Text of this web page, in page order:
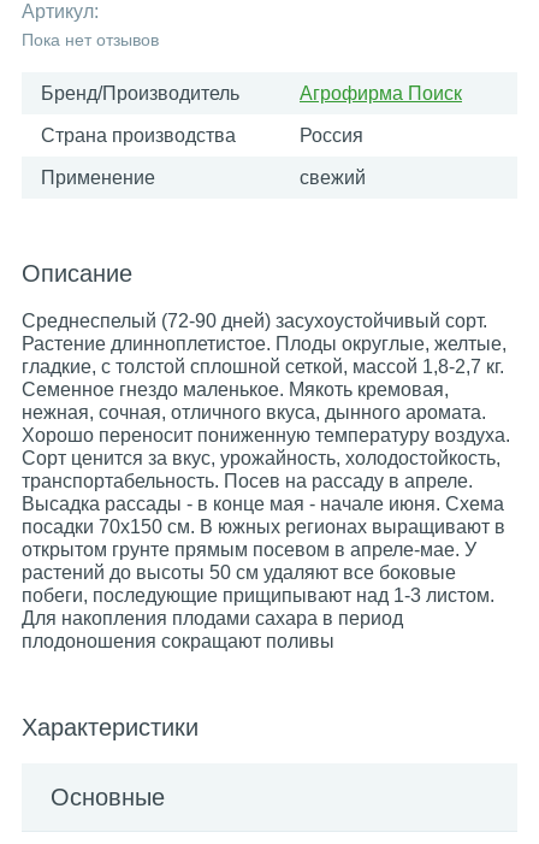
Артикул:
Пока нет отзывов
Бренд/Производитель Агрофирма Поиск
Страна производства Россия
Применение свежий
Описание
Среднеспелый (72-90 дней) засухоустойчивый сорт.
Растение длинноплетистое. Плоды округлые, желтые,
гладкие, с толстой сплошной сеткой, массой 1,8-2,7 кг.
Семенное гнездо маленькое. Мякоть кремовая,
нежная, сочная, отличного вкуса, дынного аромата.
Хорошо переносит пониженную температуру воздуха.
Сорт ценится за вкус, урожайность, холодостойкость,
транспортабельность. Посев на рассаду в апреле.
Высадка рассады - в конце мая - начале июня. Схема
посадки 70х150 см. В южных регионах выращивают в
открытом грунте прямым посевом в апреле-мае. У
растений до высоты 50 см удаляют все боковые
побеги, последующие прищипывают над 1-3 листом.
Для накопления плодами сахара в период
плодоношения сокращают поливы
Характеристики
Основные